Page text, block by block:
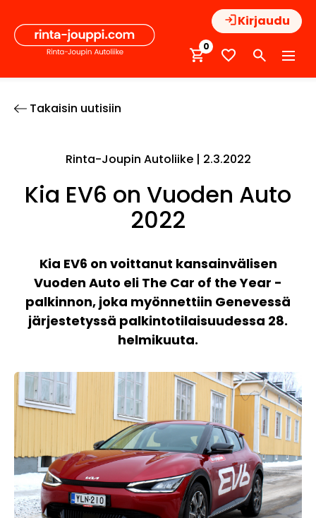
sisältöön
Kirjaudu
0
Takaisin uutisiin
Rinta-Joupin Autoliike | 2.3.2022
Kia EV6 on Vuoden Auto
2022
Kia EV6 on voittanut kansainvälisen
Vuoden Auto eli The Car of the Year -
palkinnon, joka myönnettiin Genevessä
järjestetyssä palkintotilaisuudessa 28.
helmikuuta.